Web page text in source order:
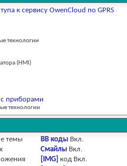
к сервису OwenCloud по GPRS
технологии
(HMI)
с приборами
технологии
темы
BB коды Вкл.
Смайлы Вкл.
[IMG] код Вкл.